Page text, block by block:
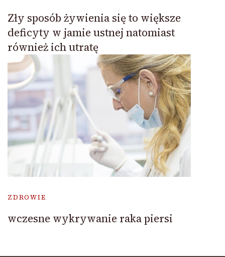
Zły sposób żywienia się to większe
deficyty w jamie ustnej natomiast
również ich utratę
ZDROWIE
wczesne wykrywanie raka piersi